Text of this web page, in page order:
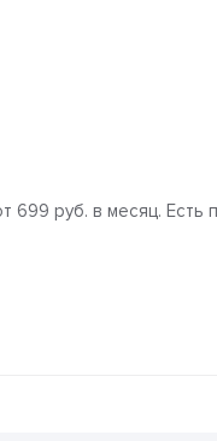
699 руб. в месяц. Есть